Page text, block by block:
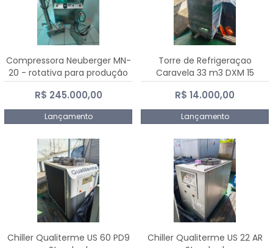
Compressora Neuberger MN-
20 - rotativa para produção
de comprimidos
R$ 245.000,00
Lançamento
Torre de Refrigeraçao
Caravela 33 m3 DXM 15
R$ 14.000,00
Lançamento
Chiller Qualiterme US 60 PD9
Chiller Qualiterme US 22 AR